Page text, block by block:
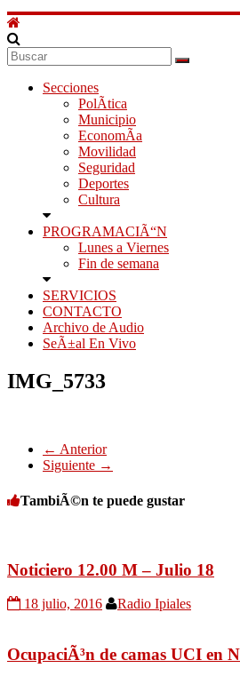
Secciones
PolÃ­tica
Municipio
EconomÃ­a
Movilidad
Seguridad
Deportes
Cultura
PROGRAMACIÃ“N
Lunes a Viernes
Fin de semana
SERVICIOS
CONTACTO
Archivo de Audio
SeÃ±al En Vivo
IMG_5733
← Anterior
Siguiente →
TambiÃ©n te puede gustar
Noticiero 12.00 M – Julio 18
18 julio, 2016 Radio Ipiales
OcupaciÃ³n de camas UCI en